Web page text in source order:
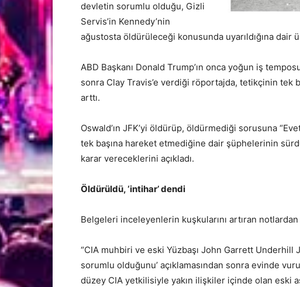
devletin sorumlu olduğu, Gizli
Servis’in Kennedy’nin
ağustosta öldürüleceği konusunda uyarıldığına dair
ABD Başkanı Donald Trump’ın onca yoğun iş
sonra Clay Travis’e verdiği röportajda, tetikçinin tek
arttı.
Oswald’ın JFK’yi öldürüp, öldürmediği sorusuna
tek başına hareket etmediğine dair şüphelerinin
karar vereceklerini açıkladı.
Öldürüldü, ‘intihar’ dendi
Belgeleri inceleyenlerin kuşkularını artıran
“CIA muhbiri ve eski Yüzbaşı John Garrett Underhill
sorumlu olduğunu’ açıklamasından sonra evinde
düzey CIA yetkilisiyle yakın ilişkiler içinde olan eski